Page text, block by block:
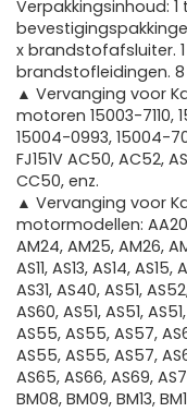
Verpakkingsinhoud:
x brandstofafsluiter.
brandstofleidingen.
▲ Vervanging voor
motoren 15003-7110,
15004-0993, 15004-
FJ151V AC50, AC52,
CC50, enz.
▲ Vervanging voor
motormodellen: AA20,
AM24, AM25, AM26,
AS11, AS13, AS14,
AS31, AS40, AS51,
AS60, AS51, AS51,
AS55, AS55, AS57,
AS55, AS55, AS57,
AS65, AS66, AS69,
BM08, BM09, BM13,